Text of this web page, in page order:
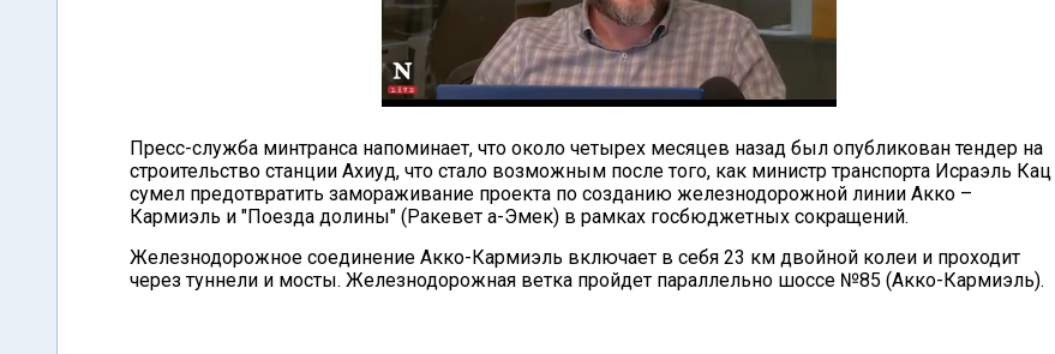
Пресс-служба минтранса напоминает, что около четырех месяцев назад был опубликован тендер на
строительство станции Ахиуд, что стало возможным после того, как министр транспорта Исраэль Кац
сумел предотвратить замораживание проекта по созданию железнодорожной линии Акко –
Кармиэль и "Поезда долины" (Ракевет а-Эмек) в рамках госбюджетных сокращений.
Железнодорожное соединение Акко-Кармиэль включает в себя 23 км двойной колеи и проходит
через туннели и мосты. Железнодорожная ветка пройдет параллельно шоссе №85 (Акко-Кармиэль).